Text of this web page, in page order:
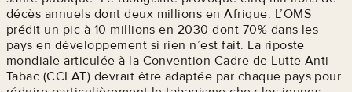
décès annuels dont deux millions en Afrique. L’OMS
prédit un pic à 10 millions en 2030 dont 70% dans les
pays en développement si rien n’est fait. La riposte
mondiale articulée à la Convention Cadre de Lutte Anti
Tabac (CCLAT) devrait être adaptée par chaque pays pour